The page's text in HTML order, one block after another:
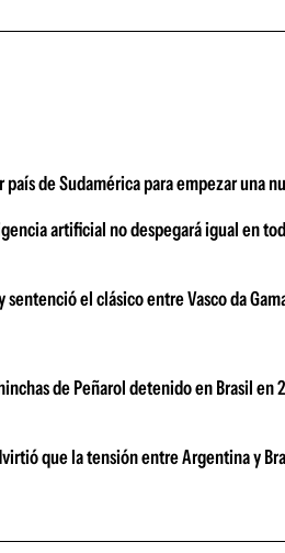
de Sudamérica para empezar una
artificial no despegará igual en
el clásico entre Vasco da
de Peñarol detenido en Brasil
que la tensión entre Argentina y